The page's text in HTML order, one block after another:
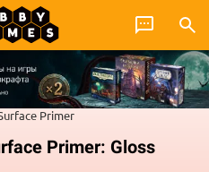
Primer
Primer: Gloss